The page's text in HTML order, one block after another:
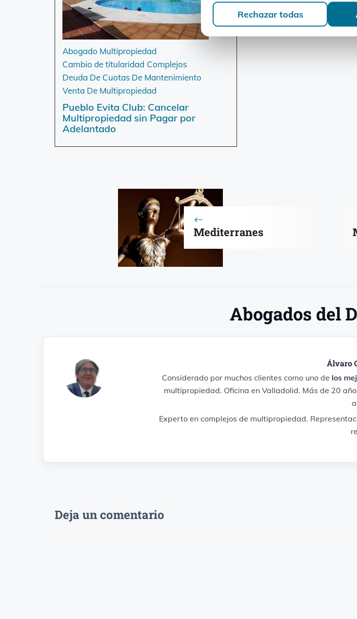
Abogado Multipropiedad
Cambio de titularidad Complejos
Deuda De Cuotas De Mantenimiento
Venta De Multipropiedad
Pueblo Evita Club: Cancelar
Multipropiedad sin Pagar por
Adelantado
Mediterranes
Abogados del
Álvaro
Considerado por muchos clientes como uno de los
multipropiedad. Oficina en Valladolid. Más de 20
Experto en complejos de multipropiedad.
Deja un comentario
Rechazar todas
Rechazar todas